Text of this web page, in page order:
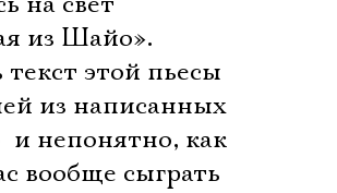
из Шайо».
этой пьесы
из написанных
и непонятно, как
вообще сыграть